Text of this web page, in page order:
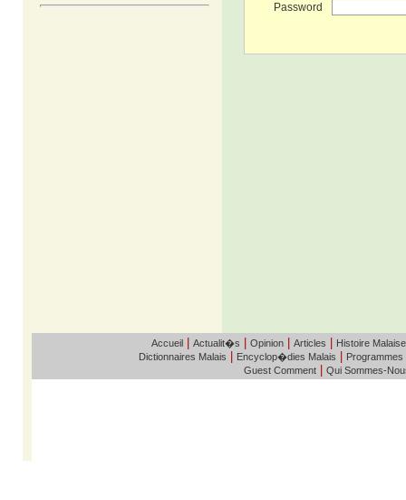
Password
Accueil| Actualit�s Opinion| Articles Histoire Malaise
Dictionnaires Malais Encyclop�dies Malais Programmes
Guest Comment Qui Sommes-